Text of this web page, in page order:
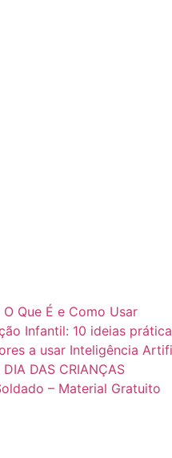
Que É e Como Usar
Infantil: 10 ideias
a usar Inteligência
DAS CRIANÇAS
– Material Gratuito